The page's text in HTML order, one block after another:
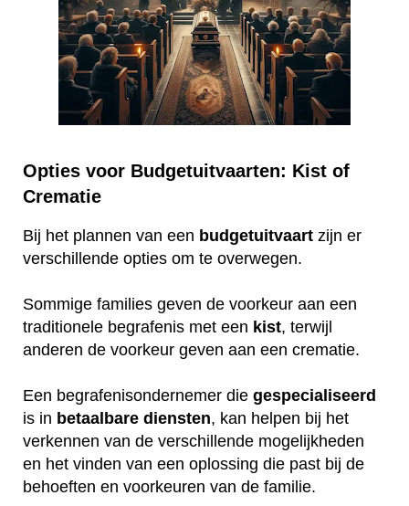
Opties voor Budgetuitvaarten: Kist of
Crematie
Bij het plannen van een budgetuitvaart zijn er
verschillende opties om te overwegen.
Sommige families geven de voorkeur aan een
traditionele begrafenis met een kist, terwijl
anderen de voorkeur geven aan een crematie.
Een begrafenisondernemer die gespecialiseerd
is in betaalbare diensten, kan helpen bij het
verkennen van de verschillende mogelijkheden
en het vinden van een oplossing die past bij de
behoeften en voorkeuren van de familie.